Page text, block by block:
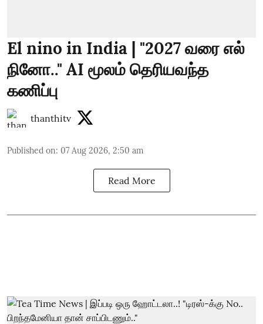
El nino in India | "2027 வரை எல்
நினோ.." AI மூலம் தெரியவந்த
கணிப்பு
thanthitv
Published on: 07 Aug 2026, 2:50 am
Read More